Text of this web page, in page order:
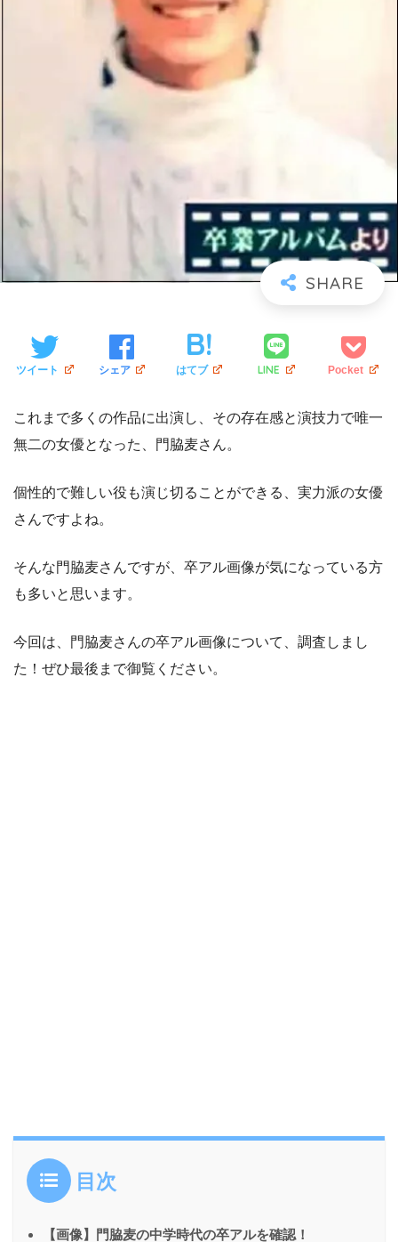
ツイート シェア はてブ LINE Pocket
これまで多くの作品に出演し、その存在感と演技力で唯一
無二の女優となった、門脇麦さん。
個性的で難しい役も演じ切ることができる、実力派の女優
さんですよね。
そんな門脇麦さんですが、卒アル画像が気になっている方
も多いと思います。
今回は、門脇麦さんの卒アル画像について、調査しまし
た！ぜひ最後まで御覧ください。
目次
【画像】門脇麦の中学時代の卒アルを確認！